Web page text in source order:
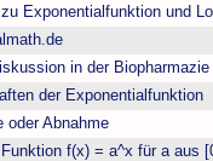
Exponentialfunktion und
in der Biopharmazie
der Exponentialfunktion
oder Abnahme
f(x) = a^x für a aus